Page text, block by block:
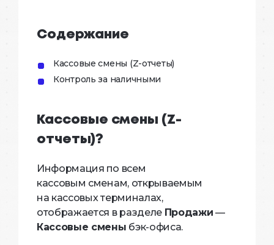
Содержание
Кассовые смены (Z-отчеты)
Контроль за наличными
Кассовые смены (Z-
отчеты)?
Информация по всем
кассовым сменам, открываемым
на кассовых терминалах,
отображается в разделе Продажи —
Кассовые смены бэк-офиса.